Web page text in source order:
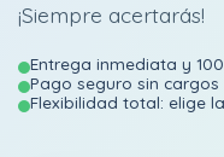
¡Siempre acertarás!
Entrega inmediata y
Pago seguro sin cargos
Flexibilidad total: elige